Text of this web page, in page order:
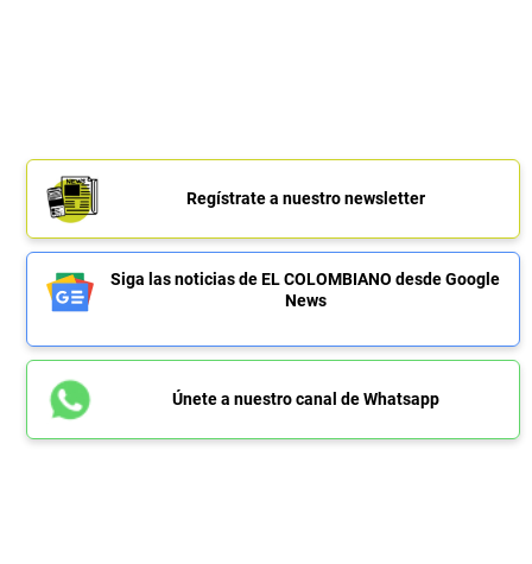
Regístrate a nuestro newsletter
Siga las noticias de EL COLOMBIANO desde Google
News
Únete a nuestro canal de Whatsapp